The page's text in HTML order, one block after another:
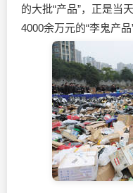
的大批“产品”，正是
4000余万元的“李鬼产品”